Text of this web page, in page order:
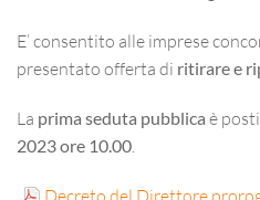
E’ consentito alle imprese
presentato offerta di ritirare e
La prima seduta pubblica è
2023 ore 10.00
Decreto del Direttore